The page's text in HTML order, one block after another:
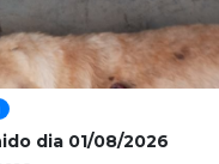
dia 01/08/2026